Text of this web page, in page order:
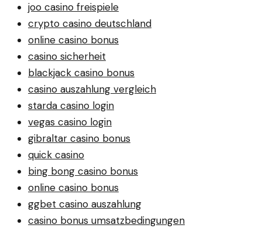
joo casino freispiele
crypto casino deutschland
online casino bonus
casino sicherheit
blackjack casino bonus
casino auszahlung vergleich
starda casino login
vegas casino login
gibraltar casino bonus
quick casino
bing bong casino bonus
online casino bonus
ggbet casino auszahlung
casino bonus umsatzbedingungen